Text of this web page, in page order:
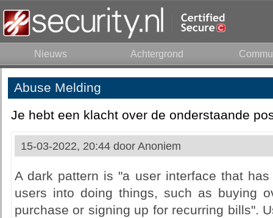
Nieuws Achtergrond
Abuse Melding
Je hebt een klacht over de onderstaande
15-03-2022, 20:44 door Anoniem
A dark pattern is "a user interface that
users into doing things, such as buying
purchase or signing up for recurring bills".